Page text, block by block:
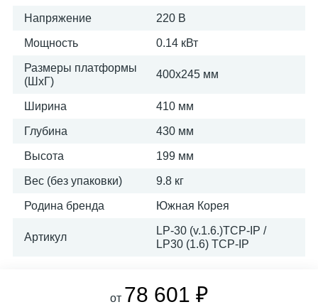
Напряжение 220 В
Мощность 0.14 кВт
Размеры платформы
(ШxГ)
400х245 мм
Ширина 410 мм
Глубина 430 мм
Высота 199 мм
Вес (без упаковки) 9.8 кг
Родина бренда Южная Корея
Артикул
LP-30 (v.1.6.)TCP-IP /
LP30 (1.6) TCP-IP
от 78 601 ₽